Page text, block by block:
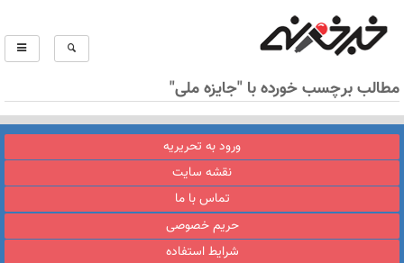
مطالب برچسب خورده با "جایزه ملی"
ورود به تحریریه
نقشه سایت
تماس با ما
حریم خصوصی
شرایط استفاده